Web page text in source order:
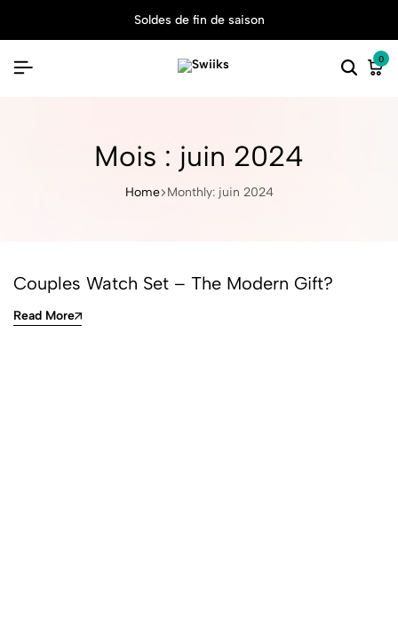
Soldes de fin de saison
0
Mois : juin 2024
Home Monthly: juin 2024
Couples Watch Set – The Modern Gift?
Read More